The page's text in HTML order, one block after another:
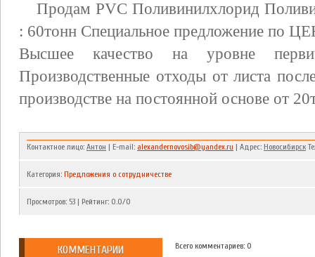
Продам PVC Поливинилхлорид
: 60тонн Специальное предложение по
Высшее качество на уровне
Производственные отходы от листа
производстве на постоянной основе от
Контактное лицо: Антон | E-mail: alexandernovosib@yandex.ru | Адрес: Новосибирск
Категория: Предложения о сотрудничестве
Просмотров: 53 | Рейтинг: 0.0/0
КОММЕНТАРИИ Всего комментариев: 0